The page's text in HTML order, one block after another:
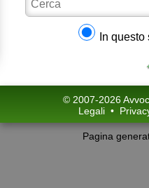
In questo
© 2007-2026
Legali •
Pagina